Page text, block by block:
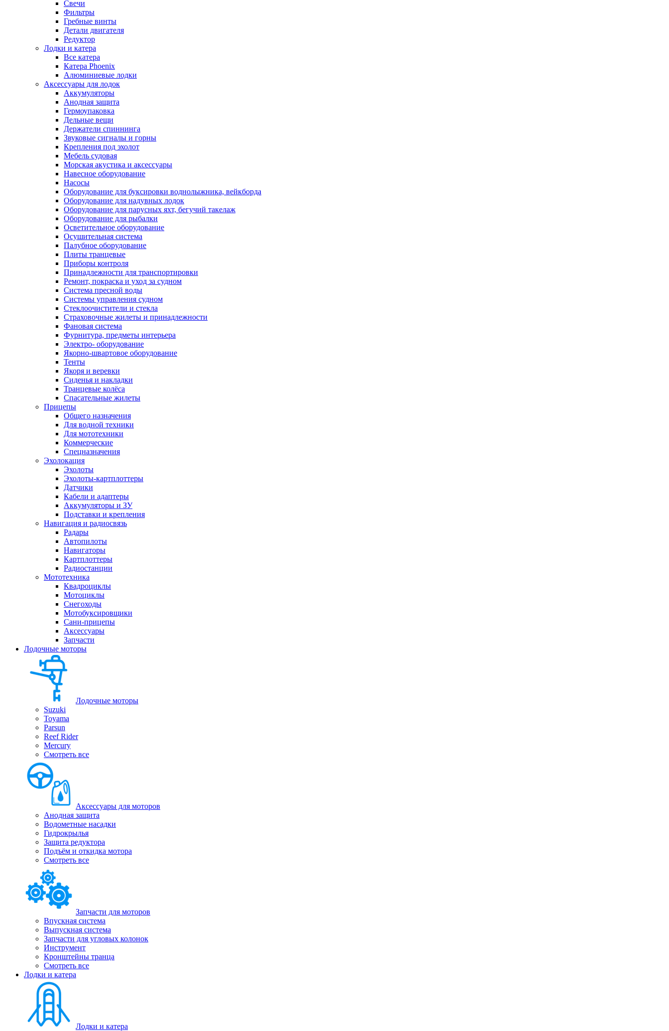
Свечи
Фильтры
Гребные винты
Детали двигателя
Редуктор
Лодки и катера
Все катера
Катера Phoenix
Алюминиевые лодки
Аксессуары для лодок
Аккумуляторы
Анодная защита
Гермоупаковка
Дельные вещи
Держатели спиннинга
Звуковые сигналы и горны
Крепления под эхолот
Мебель судовая
Морская акустика и аксессуары
Навесное оборудование
Насосы
Оборудование для буксировки воднолыжника, вейкборда
Оборудование для надувных лодок
Оборудование для парусных яхт, бегучий такелаж
Оборудование для рыбалки
Осветительное оборудование
Осушительная система
Палубное оборудование
Плиты транцевые
Приборы контроля
Принадлежности для транспортировки
Ремонт, покраска и уход за судном
Система пресной воды
Системы управления судном
Стеклоочистители и стекла
Страховочные жилеты и принадлежности
Фановая система
Фурнитура, предметы интерьера
Электро- оборудование
Якорно-швартовое оборудование
Тенты
Якоря и веревки
Сиденья и накладки
Транцевые колёса
Спасательные жилеты
Прицепы
Общего назначения
Для водной техники
Для мототехники
Коммерческие
Спецназначения
Эхолокация
Эхолоты
Эхолоты-картплоттеры
Датчики
Кабели и адаптеры
Аккумуляторы и ЗУ
Подставки и крепления
Навигация и радиосвязь
Радары
Автопилоты
Навигаторы
Картплоттеры
Радиостанции
Мототехника
Квадроциклы
Мотоциклы
Снегоходы
Мотобуксировщики
Сани-прицепы
Аксессуары
Запчасти
Лодочные моторы
Лодочные моторы
Suzuki
Toyama
Parsun
Reef Rider
Mercury
Смотреть все
Аксессуары для моторов
Анодная защита
Водометные насадки
Гидрокрылья
Защита редуктора
Подъём и откидка мотора
Смотреть все
Запчасти для моторов
Впускная система
Выпускная система
Запчасти для угловых колонок
Инструмент
Кронштейны транца
Смотреть все
Лодки и катера
Лодки и катера